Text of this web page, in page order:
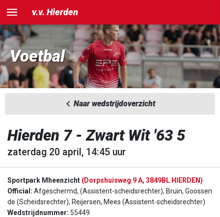
v.v. Hierden
Voetbal
Naar wedstrijdoverzicht
Hierden 7 - Zwart Wit '63 5
zaterdag 20 april, 14:45 uur
Sportpark Mheenzicht (Dorpshuisweg 9 A, 3849BL HIERDEN)
Official: Afgeschermd, (Assistent-scheidsrechter), Bruin, Goossen
de (Scheidsrechter), Reijersen, Mees (Assistent-scheidsrechter)
Wedstrijdnummer: 55449